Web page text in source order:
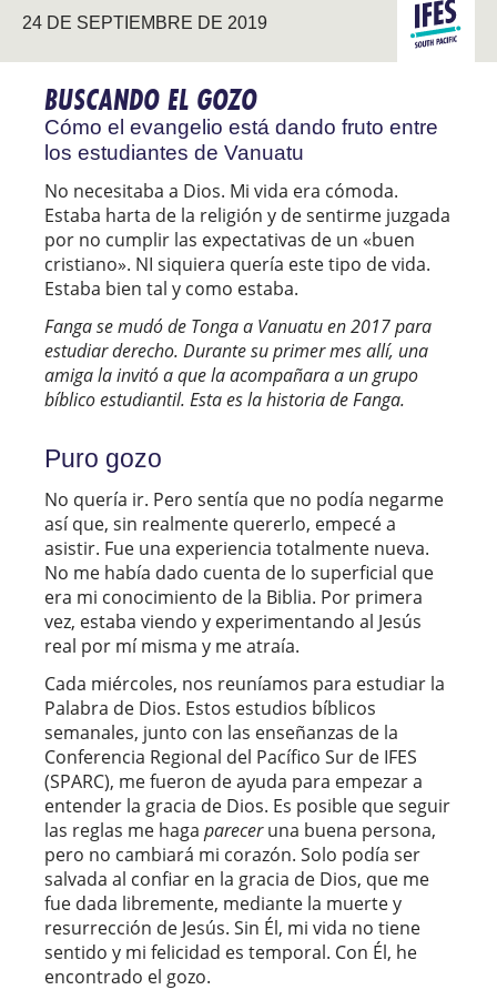
24 DE SEPTIEMBRE DE 2019
PACÍFICO
SUR
BUSCANDO EL GOZO
Cómo el evangelio está dando fruto entre
los estudiantes de Vanuatu
No necesitaba a Dios. Mi vida era cómoda.
Estaba harta de la religión y de sentirme juzgada
por no cumplir las expectativas de un «buen
cristiano». NI siquiera quería este tipo de vida.
Estaba bien tal y como estaba.
Fanga se mudó de Tonga a Vanuatu en 2017 para
estudiar derecho. Durante su primer mes allí, una
amiga la invitó a que la acompañara a un grupo
bíblico estudiantil. Esta es la historia de Fanga.
Puro gozo
No quería ir. Pero sentía que no podía negarme
así que, sin realmente quererlo, empecé a
asistir. Fue una experiencia totalmente nueva.
No me había dado cuenta de lo superficial que
era mi conocimiento de la Biblia. Por primera
vez, estaba viendo y experimentando al Jesús
real por mí misma y me atraía.
Cada miércoles, nos reuníamos para estudiar la
Palabra de Dios. Estos estudios bíblicos
semanales, junto con las enseñanzas de la
Conferencia Regional del Pacífico Sur de IFES
(SPARC), me fueron de ayuda para empezar a
entender la gracia de Dios. Es posible que seguir
las reglas me haga pareceruna buena persona,
pero no cambiará mi corazón. Solo podía ser
salvada al confiar en la gracia de Dios, que me
fue dada libremente, mediante la muerte y
resurrección de Jesús. Sin Él, mi vida no tiene
sentido y mi felicidad es temporal. Con Él, he
encontrado el gozo.